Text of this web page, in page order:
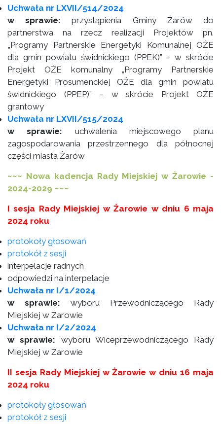
Uchwała nr LXVII/514/2024
w sprawie: przystąpienia Gminy Żarów do
partnerstwa na rzecz realizacji Projektów pn.
„Programy Partnerskie Energetyki Komunalnej OŹE
dla gmin powiatu świdnickiego (PPEK)” - w skrócie
Projekt OŹE komunalny „Programy Partnerskie
Energetyki Prosumenckiej OŹE dla gmin powiatu
świdnickiego (PPEP)” – w skrócie Projekt OŹE
grantowy
Uchwała nr LXVII/515/2024
w sprawie: uchwalenia miejscowego planu
zagospodarowania przestrzennego dla północnej
części miasta Żarów
~~~ Nowa kadencja Rady Miejskiej w Żarowie -
2024-2029 ~~~
I sesja Rady Miejskiej w Żarowie w dniu 6 maja
2024 roku
protokoły głosowań
protokół z sesji
interpelacje radnych
odpowiedzi na interpelacje
Uchwała nr I/1/2024
w sprawie: wyboru Przewodniczącego Rady
Miejskiej w Żarowie
Uchwała nr I/2/2024
w sprawie: wyboru Wiceprzewodniczącego Rady
Miejskiej w Żarowie
II sesja Rady Miejskiej w Żarowie w dniu 16 maja
2024 roku
protokoły głosowań
protokół z sesji